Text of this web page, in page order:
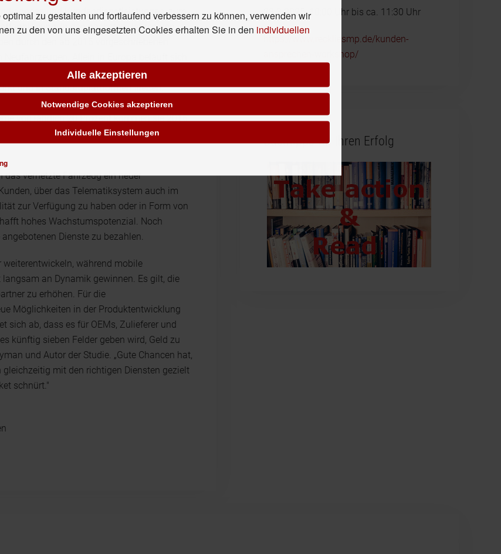
und Kundendienstleistungen, zum
in den nächsten Jahren von
durch den ab 2015 vorgeschriebenen
Allein in Europa beläuft sich
Flottenmanagementsysteme sind bereits
und in Standardplattformen fließen,
und auch in kleineren Flotten Einzug
von jährlich 20 Prozent kommen sie 2016
vernetzte Fahrzeug ein neuer
über das Telematiksystem auch im
zur Verfügung zu haben oder in Form von
hohes Wachstumspotenzial. Noch
Dienste zu bezahlen.
während mobile
an Dynamik gewinnen. Es gilt, die
zu erhöhen. Für die
Möglichkeiten in der Produktentwicklung
sich ab, dass es für OEMs, Zulieferer und
künftig sieben Felder geben wird, Geld zu
und Autor der Studie. „Gute Chancen hat,
mit den richtigen Diensten gezielt
schnürt."
23.3.2025, 10:00 Uhr bis ca. 11:30 Uhr
https://www.reckliesmp.de/kunden-
ansprechen-workshop/
Buchtipps für Ihren Erfolg
zu gestalten und fortlaufend verbessern zu können, verwenden wir
zu den von uns eingesetzten Cookies erhalten Sie in den individuellen
Alle akzeptieren
Notwendige Cookies akzeptieren
Individuelle Einstellungen